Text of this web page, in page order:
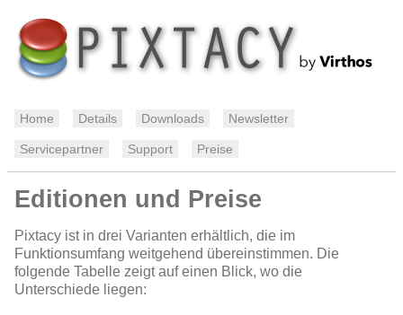
Home Details Downloads Newsletter
Servicepartner Support Preise
Editionen und Preise
Pixtacy ist in drei Varianten erhältlich, die im
Funktionsumfang weitgehend übereinstimmen. Die
folgende Tabelle zeigt auf einen Blick, wo die
Unterschiede liegen: